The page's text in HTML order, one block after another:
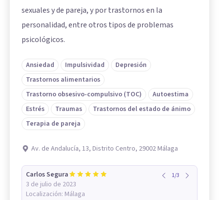
sexuales y de pareja, y por trastornos en la
personalidad, entre otros tipos de problemas
psicológicos.
Ansiedad Impulsividad
Depresión
Trastornos alimentarios
Trastorno obsesivo-compulsivo (TOC)
Autoestima
Estrés
Traumas
Trastornos del estado de ánimo
Terapia de pareja
Av. de Andalucía, 13, Distrito Centro, 29002 Málaga
Carlos Segura
3 de julio de 2023
Localización: Málaga
1/3